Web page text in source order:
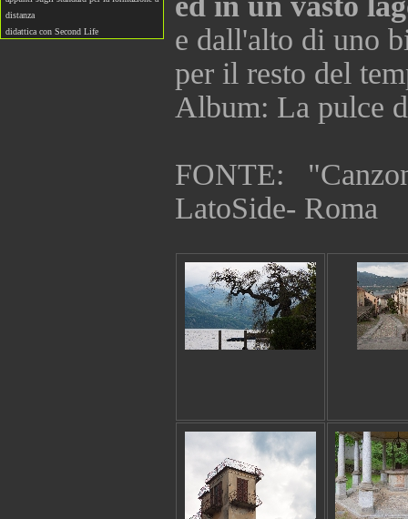
distanza
didattica con Second Life
e dall'alto di uno
per il resto del
Album: La pulce
FONTE:
LatoSide- Roma